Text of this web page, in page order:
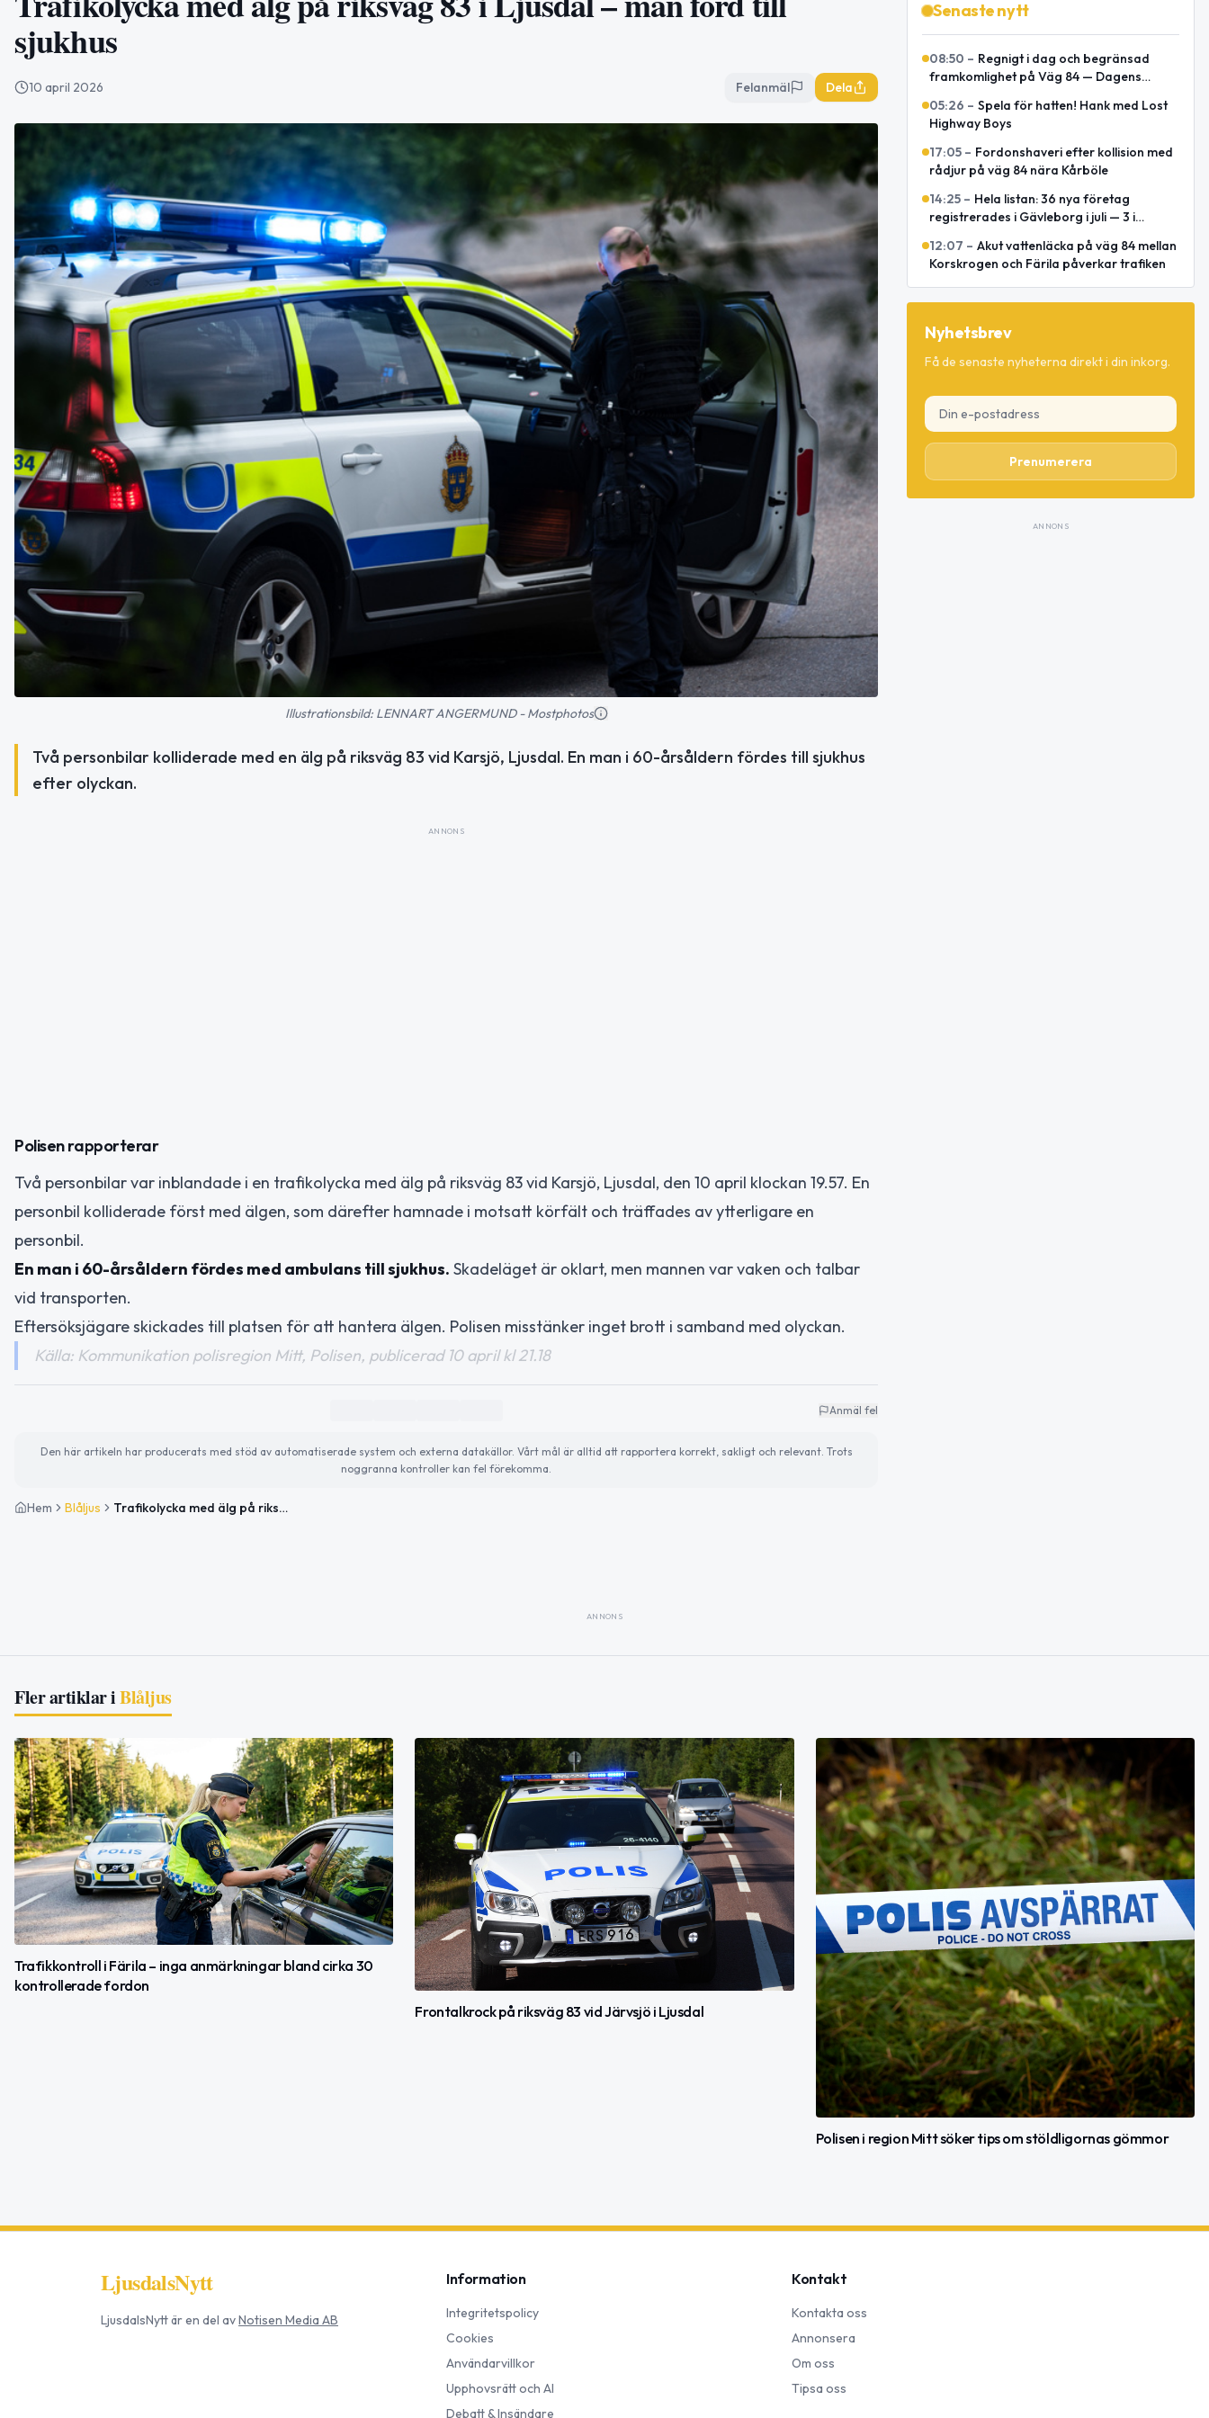
sjukhus
10 april 2026 Felanmäl Dela
Illustrationsbild: LENNART ANGERMUND - Mostphotos
Två personbilar kolliderade med en älg på riksväg 83 vid Karsjö, Ljusdal. En man i 60-årsåldern fördes till sjukhus
efter olyckan.
ANNONS
Polisen rapporterar
Två personbilar var inblandade i en trafikolycka med älg på riksväg 83 vid Karsjö, Ljusdal, den 10 april klockan 19.57. En
personbil kolliderade först med älgen, som därefter hamnade i motsatt körfält och träffades av ytterligare en
personbil.
En man i 60-årsåldern fördes med ambulans till sjukhus. Skadeläget är oklart, men mannen var vaken och talbar
vid transporten.
Eftersöksjägare skickades till platsen för att hantera älgen. Polisen misstänker inget brott i samband med olyckan.
Källa: Kommunikation polisregion Mitt, Polisen, publicerad 10 april kl 21.18
Anmäl fel
Den här artikeln har producerats med stöd av automatiserade system och externa datakällor. Vårt mål är alltid att rapportera korrekt, sakligt och relevant. Trots
noggranna kontroller kan fel förekomma.
Hem Blåljus Trafikolycka med älg på riksväg 83 i Ljusdal – man förd till sjukhus
Senaste nytt
08:50 – Regnigt i dag och begränsad
framkomlighet på Väg 84 — Dagens
05:26 – Spela för hatten! Hank med Lost
Highway Boys
17:05 – Fordonshaveri efter kollision med
rådjur på väg 84 nära Kårböle
14:25 – Hela listan: 36 nya företag
registrerades i Gävleborg i juli — 3 i
12:07 – Akut vattenläcka på väg 84 mellan
Korskrogen och Färila påverkar trafiken
Nyhetsbrev
Få de senaste nyheterna direkt i din inkorg.
Prenumerera
ANNONS
ANNONS
Fler artiklar iBlåljus
Trafikkontroll i Färila – inga anmärkningar bland cirka 30
kontrollerade fordon
Frontalkrock på riksväg 83 vid Järvsjö i Ljusdal
Polisen i region Mitt söker tips om stöldligornas gömmor
LjusdalsNytt
LjusdalsNyttär en del avNotisen Media AB
Information
Integritetspolicy
Cookies
Användarvillkor
Upphovsrätt och AI
Debatt & Insändare
Kontakt
Kontakta oss
Annonsera
Om oss
Tipsa oss